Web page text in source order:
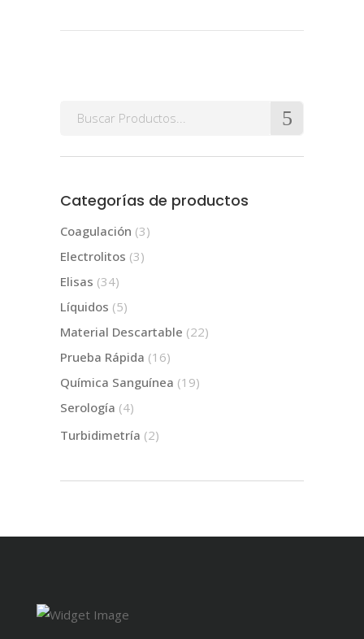
Search
Categorías de productos
Coagulación (3)
Electrolitos (3)
Elisas (34)
Líquidos (5)
Material Descartable (22)
Prueba Rápida (16)
Química Sanguínea (19)
Serología (4)
Turbidimetría (2)